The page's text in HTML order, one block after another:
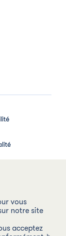
vous
notre site
acceptez